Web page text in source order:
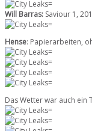
Will Barras: Saviour 1,
Hense: Papierarbeiten,
Das Wetter war auch ein